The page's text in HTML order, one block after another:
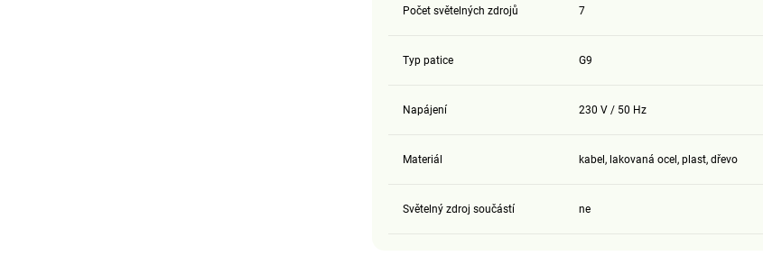
Počet světelných zdrojů 7
Typ patice G9
Napájení 230 V / 50 Hz
Materiál kabel, lakovaná ocel, plast, dřevo
Světelný zdroj součástí ne